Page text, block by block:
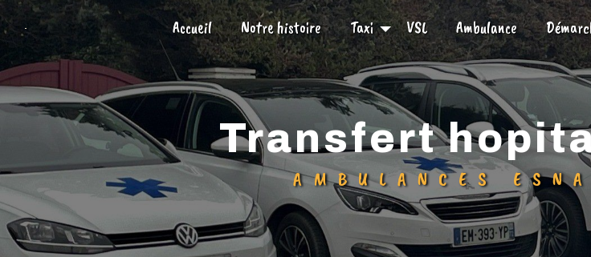
Accueil Notre histoire Taxi VSL Ambulance
transfert
AMBULANCES
Panneau de gestion des cookies